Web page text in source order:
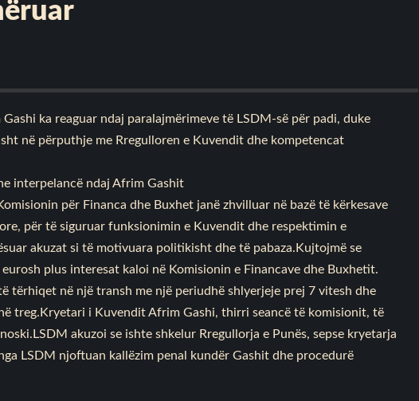
ka reaguar ndaj paralajmërimeve të LSDM-së për padi, duke
në përputhje me Rregulloren e Kuvendit dhe kompetencat
interpelancë ndaj Afrim Gashit
për Financa dhe Buxhet janë zhvilluar në bazë të kërkesave
për të siguruar funksionimin e Kuvendit dhe respektimin e
akuzat si të motivuara politikisht dhe të pabaza.Kujtojmë se
plus interesat kaloi në Komisionin e Financave dhe Buxhetit.
tërhiqet në një transh me një periudhë shlyerjeje prej 7 vitesh dhe
treg.Kryetari i Kuvendit Afrim Gashi, thirri seancë të komisionit, të
akuzoi se ishte shkelur Rregullorja e Punës, sepse kryetarja
LSDM njoftuan kallëzim penal kundër Gashit dhe procedurë